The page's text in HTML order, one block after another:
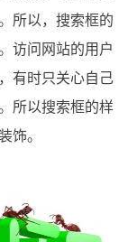
所以，搜索框的
访问网站的用户
有时只关心自己
所以搜索框的样
饰。